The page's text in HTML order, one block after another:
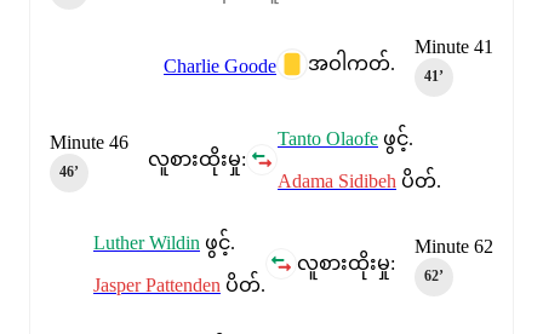
Minute 41
41‎’‎
အဝါကတ်.
Charlie Goode
လူစားထိုးမှု:
Tanto Olaofe ဖွင့်.
Adama Sidibeh ပိတ်.
Minute 46
46‎’‎
Minute 62
62‎’‎
လူစားထိုးမှု:
Luther Wildin ဖွင့်.
Jasper Pattenden ပိတ်.